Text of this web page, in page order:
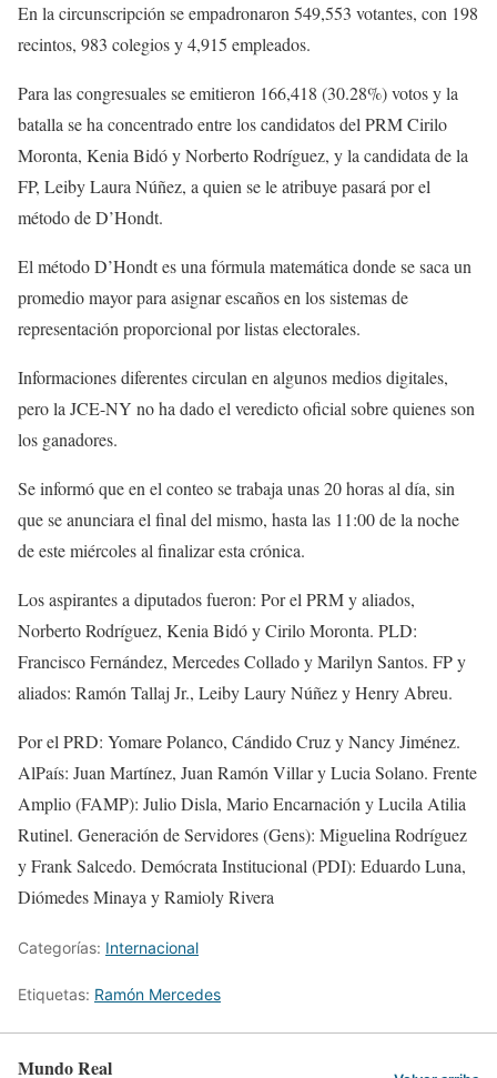
En la circunscripción se empadronaron 549,553 votantes, con 198
recintos, 983 colegios y 4,915 empleados.
Para las congresuales se emitieron 166,418 (30.28%) votos y la
batalla se ha concentrado entre los candidatos del PRM Cirilo
Moronta, Kenia Bidó y Norberto Rodríguez, y la candidata de la
FP, Leiby Laura Núñez, a quien se le atribuye pasará por el
método de D’Hondt.
El método D’Hondt es una fórmula matemática donde se saca un
promedio mayor para asignar escaños en los sistemas de
representación proporcional por listas electorales.
Informaciones diferentes circulan en algunos medios digitales,
pero la JCE-NY no ha dado el veredicto oficial sobre quienes son
los ganadores.
Se informó que en el conteo se trabaja unas 20 horas al día, sin
que se anunciara el final del mismo, hasta las 11:00 de la noche
de este miércoles al finalizar esta crónica.
Los aspirantes a diputados fueron: Por el PRM y aliados,
Norberto Rodríguez, Kenia Bidó y Cirilo Moronta. PLD:
Francisco Fernández, Mercedes Collado y Marilyn Santos. FP y
aliados: Ramón Tallaj Jr., Leiby Laury Núñez y Henry Abreu.
Por el PRD: Yomare Polanco, Cándido Cruz y Nancy Jiménez.
AlPaís: Juan Martínez, Juan Ramón Villar y Lucia Solano. Frente
Amplio (FAMP): Julio Disla, Mario Encarnación y Lucila Atilia
Rutinel. Generación de Servidores (Gens): Miguelina Rodríguez
y Frank Salcedo. Demócrata Institucional (PDI): Eduardo Luna,
Diómedes Minaya y Ramioly Rivera
Categorías: Internacional
Etiquetas: Ramón Mercedes
Mundo Real